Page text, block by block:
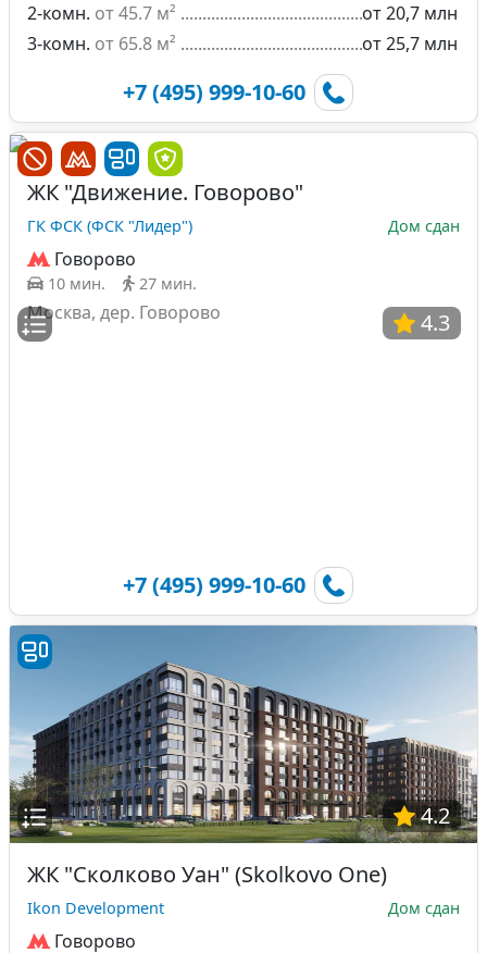
2-комн. от 45.7 м²
от 20,7 млн
3-комн. от 65.8 м² от 25,7 млн
+7 (495) 999-10-60
4.3
ЖК "Движение. Говорово"
ГК ФСК (ФСК "Лидер") Дом сдан
Говорово
10 мин. 27 мин.
Москва, дер. Говорово
+7 (495) 999-10-60
4.2
ЖК "Сколково Уан" (Skolkovo One)
Ikon Development Дом сдан
Говорово